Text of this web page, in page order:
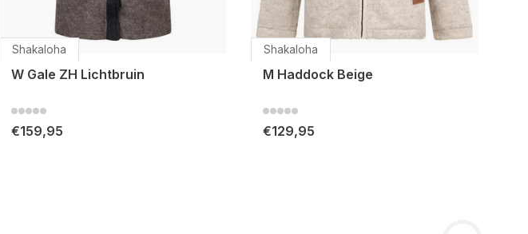
Shakaloha
W Gale ZH Lichtbruin
€159,95
Shakaloha
M Haddock Beige
€129,95